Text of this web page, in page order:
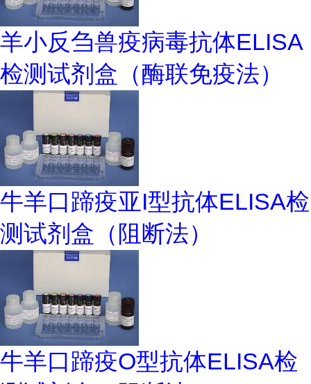
羊小反刍兽疫病毒抗体ELISA
检测试剂盒（酶联免疫法）
牛羊口蹄疫亚I型抗体ELISA检
测试剂盒（阻断法）
牛羊口蹄疫O型抗体ELISA检